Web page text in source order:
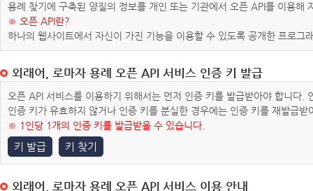
용례 찾기에 구축된 양질의 정보를 개인 또는 기관에서 오픈 API를 이용해
※ 오픈 API란?
하나의 웹사이트에서 자신이 가진 기능을 이용할 수 있도록 공개한 프로그
외래어, 로마자 용례 오픈 API 서비스 인증 키 발급
오픈 API 서비스를 이용하기 위해서는 먼저 인증 키를 발급받아야 합니다
인증 키가 유효하지 않거나 인증 키를 분실한 경우에는 인증 키를 재발급받
※ 1인당 1개의 인증 키를 발급받을 수 있습니다.
키 발급 키 찾기
외래어, 로마자 용례 오픈 API 서비스 이용 안내